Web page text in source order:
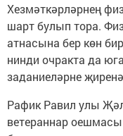
Хезмәткәрләрнең
шарт булып тора.
атнасына бер көн
нинди очракта да
заданиеләрне
Рафик Равил улы
ветераннар